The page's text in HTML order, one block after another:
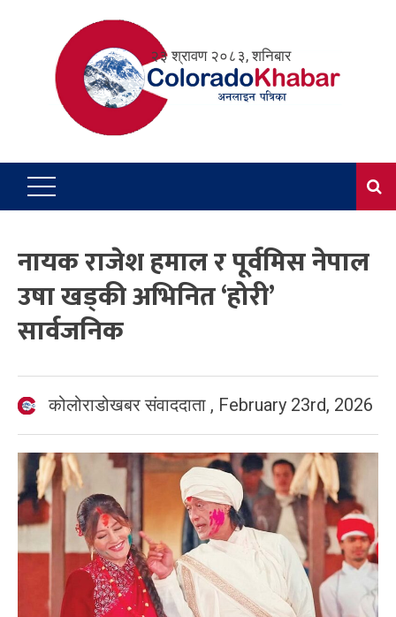
२३ श्रावण २०८३, शनिबार
नायक राजेश हमाल र पूर्वमिस नेपाल
उषा खड्की अभिनित ‘होरी’
सार्वजनिक
कोलोराडोखबर संवाददाता , February 23rd, 2026